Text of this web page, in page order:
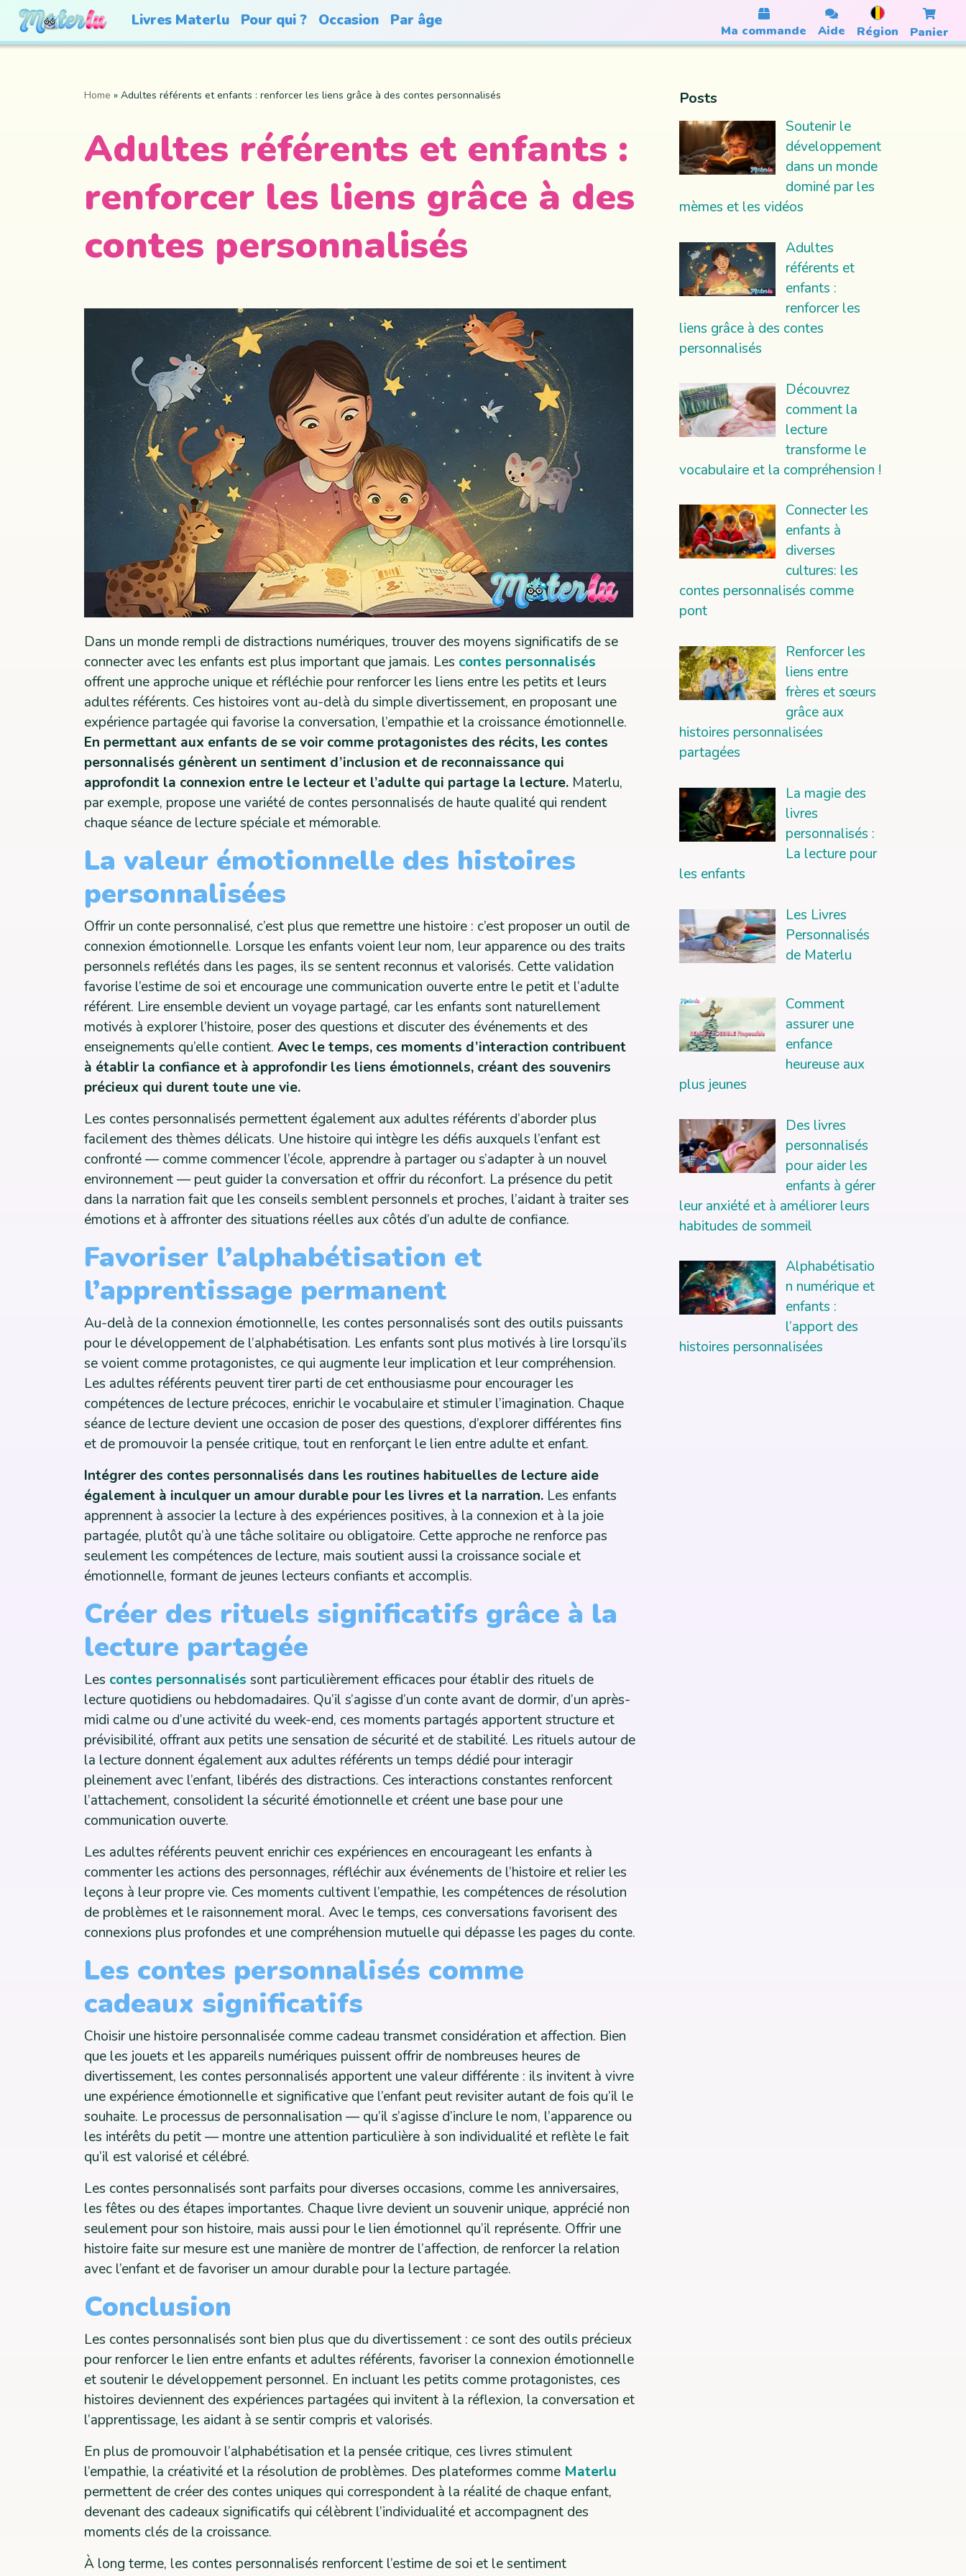
Livres Materlu Pour qui ? Occasion Par âge
Ma commande Aide Région Panier
Home » Adultes référents et enfants : renforcer les liens grâce à des contes personnalisés
Adultes référents et enfants :
renforcer les liens grâce à des
contes personnalisés
Dans un monde rempli de distractions numériques, trouver des moyens significatifs de se
connecter avec les enfants est plus important que jamais. Les contes personnalisés
offrent une approche unique et réfléchie pour renforcer les liens entre les petits et leurs
adultes référents. Ces histoires vont au-delà du simple divertissement, en proposant une
expérience partagée qui favorise la conversation, l’empathie et la croissance émotionnelle.
En permettant aux enfants de se voir comme protagonistes des récits, les contes
personnalisés génèrent un sentiment d’inclusion et de reconnaissance qui
approfondit la connexion entre le lecteur et l’adulte qui partage la lecture. Materlu,
par exemple, propose une variété de contes personnalisés de haute qualité qui rendent
chaque séance de lecture spéciale et mémorable.
La valeur émotionnelle des histoires
personnalisées
Offrir un conte personnalisé, c’est plus que remettre une histoire : c’est proposer un outil de
connexion émotionnelle. Lorsque les enfants voient leur nom, leur apparence ou des traits
personnels reflétés dans les pages, ils se sentent reconnus et valorisés. Cette validation
favorise l’estime de soi et encourage une communication ouverte entre le petit et l’adulte
référent. Lire ensemble devient un voyage partagé, car les enfants sont naturellement
motivés à explorer l’histoire, poser des questions et discuter des événements et des
enseignements qu’elle contient. Avec le temps, ces moments d’interaction contribuent
à établir la confiance et à approfondir les liens émotionnels, créant des souvenirs
précieux qui durent toute une vie.
Les contes personnalisés permettent également aux adultes référents d’aborder plus
facilement des thèmes délicats. Une histoire qui intègre les défis auxquels l’enfant est
confronté — comme commencer l’école, apprendre à partager ou s’adapter à un nouvel
environnement — peut guider la conversation et offrir du réconfort. La présence du petit
dans la narration fait que les conseils semblent personnels et proches, l’aidant à traiter ses
émotions et à affronter des situations réelles aux côtés d’un adulte de confiance.
Favoriser l’alphabétisation et
l’apprentissage permanent
Au-delà de la connexion émotionnelle, les contes personnalisés sont des outils puissants
pour le développement de l’alphabétisation. Les enfants sont plus motivés à lire lorsqu’ils
se voient comme protagonistes, ce qui augmente leur implication et leur compréhension.
Les adultes référents peuvent tirer parti de cet enthousiasme pour encourager les
compétences de lecture précoces, enrichir le vocabulaire et stimuler l’imagination. Chaque
séance de lecture devient une occasion de poser des questions, d’explorer différentes fins
et de promouvoir la pensée critique, tout en renforçant le lien entre adulte et enfant.
Intégrer des contes personnalisés dans les routines habituelles de lecture aide
également à inculquer un amour durable pour les livres et la narration. Les enfants
apprennent à associer la lecture à des expériences positives, à la connexion et à la joie
partagée, plutôt qu’à une tâche solitaire ou obligatoire. Cette approche ne renforce pas
seulement les compétences de lecture, mais soutient aussi la croissance sociale et
émotionnelle, formant de jeunes lecteurs confiants et accomplis.
Créer des rituels significatifs grâce à la
lecture partagée
Les contes personnalisés sont particulièrement efficaces pour établir des rituels de
lecture quotidiens ou hebdomadaires. Qu’il s’agisse d’un conte avant de dormir, d’un après-
midi calme ou d’une activité du week-end, ces moments partagés apportent structure et
prévisibilité, offrant aux petits une sensation de sécurité et de stabilité. Les rituels autour de
la lecture donnent également aux adultes référents un temps dédié pour interagir
pleinement avec l’enfant, libérés des distractions. Ces interactions constantes renforcent
l’attachement, consolident la sécurité émotionnelle et créent une base pour une
communication ouverte.
Les adultes référents peuvent enrichir ces expériences en encourageant les enfants à
commenter les actions des personnages, réfléchir aux événements de l’histoire et relier les
leçons à leur propre vie. Ces moments cultivent l’empathie, les compétences de résolution
de problèmes et le raisonnement moral. Avec le temps, ces conversations favorisent des
connexions plus profondes et une compréhension mutuelle qui dépasse les pages du conte.
Les contes personnalisés comme
cadeaux significatifs
Choisir une histoire personnalisée comme cadeau transmet considération et affection. Bien
que les jouets et les appareils numériques puissent offrir de nombreuses heures de
divertissement, les contes personnalisés apportent une valeur différente : ils invitent à vivre
une expérience émotionnelle et significative que l’enfant peut revisiter autant de fois qu’il le
souhaite. Le processus de personnalisation — qu’il s’agisse d’inclure le nom, l’apparence ou
les intérêts du petit — montre une attention particulière à son individualité et reflète le fait
qu’il est valorisé et célébré.
Les contes personnalisés sont parfaits pour diverses occasions, comme les anniversaires,
les fêtes ou des étapes importantes. Chaque livre devient un souvenir unique, apprécié non
seulement pour son histoire, mais aussi pour le lien émotionnel qu’il représente. Offrir une
histoire faite sur mesure est une manière de montrer de l’affection, de renforcer la relation
avec l’enfant et de favoriser un amour durable pour la lecture partagée.
Conclusion
Les contes personnalisés sont bien plus que du divertissement : ce sont des outils précieux
pour renforcer le lien entre enfants et adultes référents, favoriser la connexion émotionnelle
et soutenir le développement personnel. En incluant les petits comme protagonistes, ces
histoires deviennent des expériences partagées qui invitent à la réflexion, la conversation et
l’apprentissage, les aidant à se sentir compris et valorisés.
En plus de promouvoir l’alphabétisation et la pensée critique, ces livres stimulent
l’empathie, la créativité et la résolution de problèmes. Des plateformes comme Materlu
permettent de créer des contes uniques qui correspondent à la réalité de chaque enfant,
devenant des cadeaux significatifs qui célèbrent l’individualité et accompagnent des
moments clés de la croissance.
À long terme, les contes personnalisés renforcent l’estime de soi et le sentiment
Posts
Soutenir le
développement
dans un monde
dominé par les
mèmes et les vidéos
Adultes
référents et
enfants :
renforcer les
liens grâce à des contes
personnalisés
Découvrez
comment la
lecture
transforme le
vocabulaire et la compréhension !
Connecter les
enfants à
diverses
cultures: les
contes personnalisés comme
pont
Renforcer les
liens entre
frères et sœurs
grâce aux
histoires personnalisées
partagées
La magie des
livres
personnalisés :
La lecture pour
les enfants
Les Livres
Personnalisés
de Materlu
Comment
assurer une
enfance
heureuse aux
plus jeunes
Des livres
personnalisés
pour aider les
enfants à gérer
leur anxiété et à améliorer leurs
habitudes de sommeil
Alphabétisatio
n numérique et
enfants :
l’apport des
histoires personnalisées